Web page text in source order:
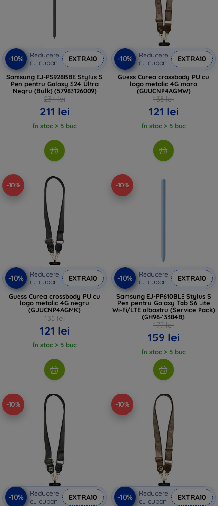
-10%
Reducere
cu cupon
EXTRA10
Samsung EJ-PS928BBE Stylus S
Pen pentru Galaxy S24 Ultra
Negru (Bulk) (57983126009)
234 lei
211 lei
În stoc > 5 buc
-10%
Reducere
cu cupon
EXTRA10
Guess Curea crossbody PU cu
logo metalic 4G maro
(GUUCNP4AGMW)
135 lei
121 lei
În stoc > 5 buc
-10%
-10%
Reducere
cu cupon
EXTRA10
Guess Curea crossbody PU cu
logo metalic 4G negru
(GUUCNP4AGMK)
135 lei
121 lei
În stoc > 5 buc
-10%
-10%
Reducere
cu cupon
EXTRA10
Samsung EJ-PP610BLE Stylus S
Pen pentru Galaxy Tab S6 Lite
Wi-Fi/LTE albastru (Service Pack)
(GH96-13384B)
177 lei
159 lei
În stoc > 5 buc
-10%
-10%
Reducere
cu cupon
EXTRA10
-10%
-10%
Reducere
cu cupon
EXTRA10